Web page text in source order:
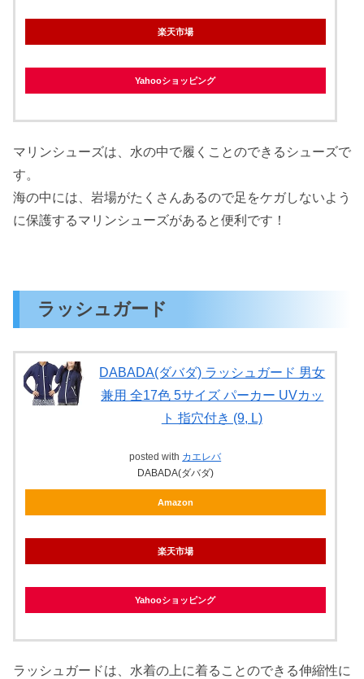
楽天市場
Yahooショッピング
マリンシューズは、水の中で履くことのできるシューズで
す。
海の中には、岩場がたくさんあるので足をケガしないよう
に保護するマリンシューズがあると便利です！
ラッシュガード
DABADA(ダバダ) ラッシュガード 男女
兼用 全17色 5サイズ パーカー UVカッ
ト 指穴付き (9, L)
posted with カエレバ
DABADA(ダバダ)
Amazon
楽天市場
Yahooショッピング
ラッシュガードは、水着の上に着ることのできる伸縮性に